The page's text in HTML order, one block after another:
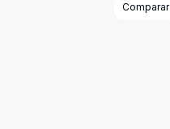
Comparar